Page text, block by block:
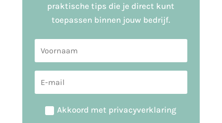
praktische tips die je direct kunt
toepassen binnen jouw bedrijf.
Akkoord met privacyverklaring